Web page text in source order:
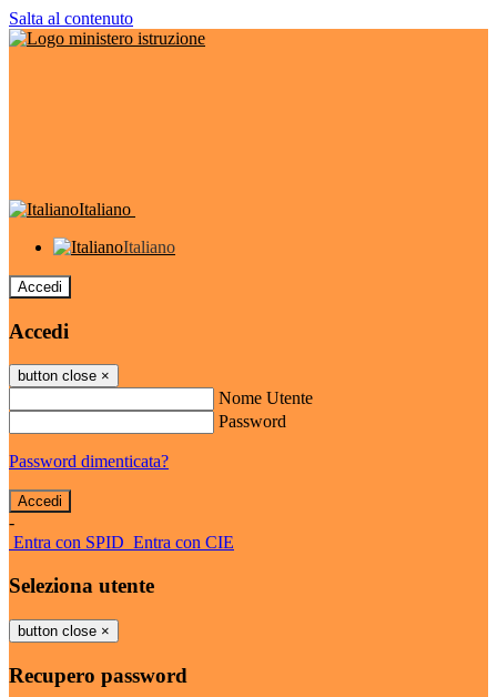
Salta al contenuto
Italiano
Italiano
Accedi
Accedi
button close ×
Nome Utente
Password
Password dimenticata?
-
Entra con SPID Entra con CIE
Seleziona utente
button close ×
Recupero password